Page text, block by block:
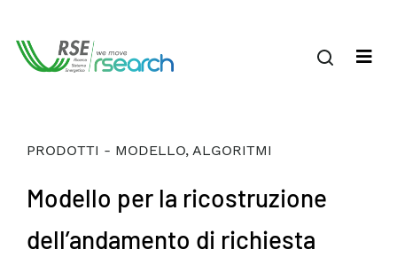
PRODOTTI - MODELLO, ALGORITMI
Modello per la ricostruzione
dell’andamento di richiesta